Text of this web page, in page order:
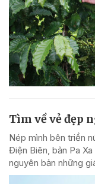
Tìm về vẻ đẹp
Nép mình bên triền
Điện Biên, bản Pa
nguyên bản những